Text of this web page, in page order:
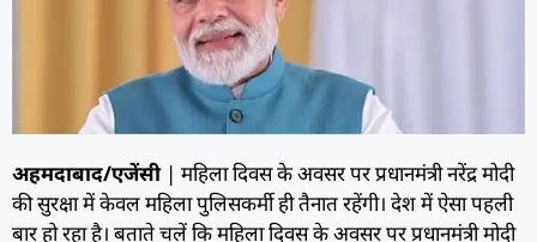
अहमदाबाद/एजेंसी| महिला दिवस के अवसर पर प्रधानमंत्री नरेंद्र मोदी
की सुरक्षा में केवल महिला पुलिसकर्मी ही तैनात रहेंगी। देश में ऐसा पहली
बार हो रहा है। बताते चलें कि महिला दिवस के अवसर पर प्रधानमंत्री मोदी